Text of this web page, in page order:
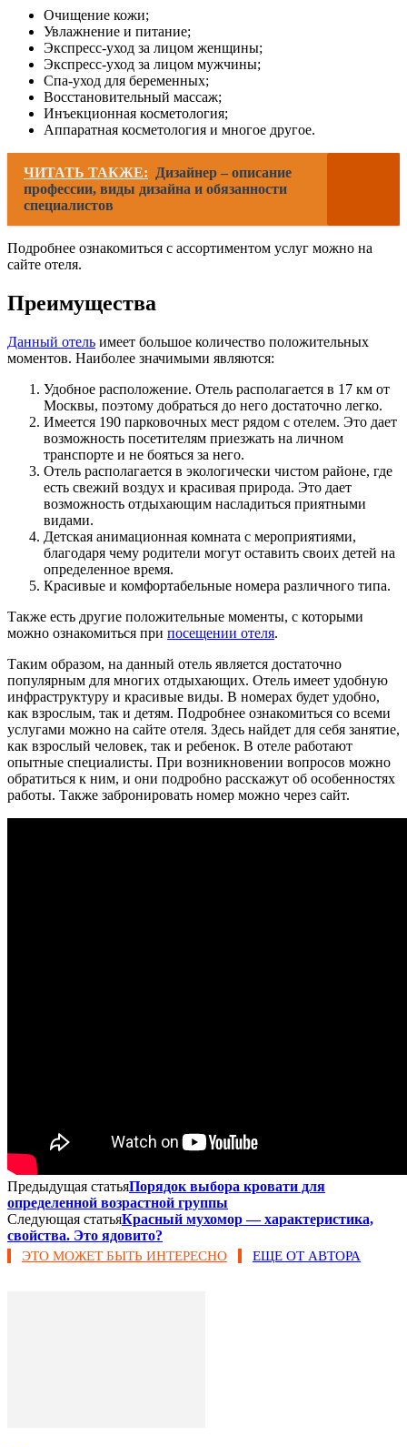
Очищение кожи;
Увлажнение и питание;
Экспресс-уход за лицом женщины;
Экспресс-уход за лицом мужчины;
Спа-уход для беременных;
Восстановительный массаж;
Инъекционная косметология;
Аппаратная косметология и многое другое.
ЧИТАТЬ ТАКЖЕ: Дизайнер – описание
профессии, виды дизайна и обязанности
специалистов
Подробнее ознакомиться с ассортиментом услуг можно на
сайте отеля.
Преимущества
Данный отель имеет большое количество положительных
моментов. Наиболее значимыми являются:
Удобное расположение. Отель располагается в 17 км от
Москвы, поэтому добраться до него достаточно легко.
Имеется 190 парковочных мест рядом с отелем. Это дает
возможность посетителям приезжать на личном
транспорте и не бояться за него.
Отель располагается в экологически чистом районе, где
есть свежий воздух и красивая природа. Это дает
возможность отдыхающим насладиться приятными
видами.
Детская анимационная комната с мероприятиями,
благодаря чему родители могут оставить своих детей на
определенное время.
Красивые и комфортабельные номера различного типа.
Также есть другие положительные моменты, с которыми
можно ознакомиться при посещении отеля.
Таким образом, на данный отель является достаточно
популярным для многих отдыхающих. Отель имеет удобную
инфраструктуру и красивые виды. В номерах будет удобно,
как взрослым, так и детям. Подробнее ознакомиться со всеми
услугами можно на сайте отеля. Здесь найдет для себя занятие,
как взрослый человек, так и ребенок. В отеле работают
опытные специалисты. При возникновении вопросов можно
обратиться к ним, и они подробно расскажут об особенностях
работы. Также забронировать номер можно через сайт.
Предыдущая статьяПорядок выбора кровати для
определенной возрастной группы
Следующая статьяКрасный мухомор — характеристика,
свойства. Это ядовито?
ЭТО МОЖЕТ БЫТЬ ИНТЕРЕСНО ЕЩЕ ОТ АВТОРА